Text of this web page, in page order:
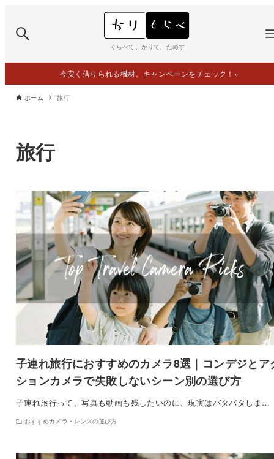
くらべて、かりて、ためす
今安く借りられる機材。キャンペーンをチェック！ »
ホーム 旅行
旅行
子連れ旅行におすすめのカメラ8選｜コンデジとア
ションカメラで失敗しないシーン別の選び方
子連れ旅行って、写真も動画も残したいのに、現実はバタバタしま…
おすすめカメラ・レンズの選び方